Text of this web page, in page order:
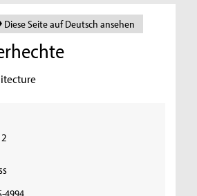
Diese Seite auf Deutsch ansehen